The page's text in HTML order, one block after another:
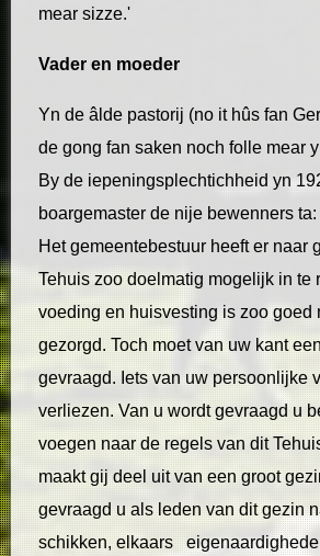
mear sizze.'
Vader en moeder
Yn de âlde pastorij (no it hûs fan
de gong fan saken noch folle mear
By de iepeningsplechtichheid yn
boargemaster de nije bewenners
Het gemeentebestuur heeft er naar
Tehuis zoo doelmatig mogelijk in te
voeding en huisvesting is zoo goed
gezorgd. Toch moet van uw kant
gevraagd. Iets van uw persoonlijke
verliezen. Van u wordt gevraagd u
voegen naar de regels van dit
maakt gij deel uit van een groot
gevraagd u als leden van dit gezin
schikken, elkaars